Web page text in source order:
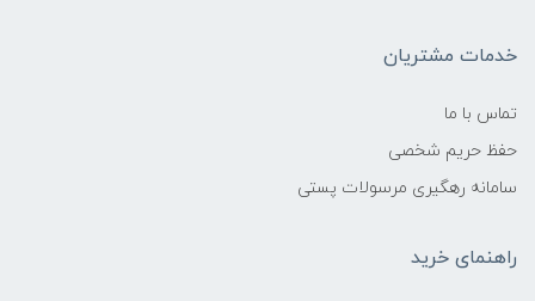
خدمات مشتریان
تماس با ما
حفظ حریم شخصی
سامانه رهگیری مرسولات پستی
راهنمای خرید